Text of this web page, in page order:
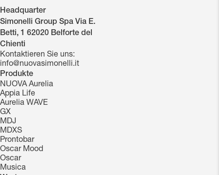
Headquarter
Simonelli Group Spa Via E.
Betti, 1 62020 Belforte del
Chienti
Kontaktieren Sie uns:
info@nuovasimonelli.it
Produkte
NUOVA Aurelia
Appia Life
Aurelia WAVE
GX
MDJ
MDXS
Prontobar
Oscar Mood
Oscar
Musica